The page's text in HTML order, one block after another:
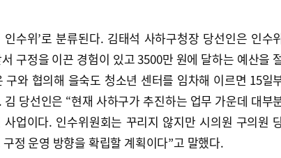
수위’로 분류된다. 김태석 사하구청장 당선인은 인수
구정을 이끈 경험이 있고 3500만 원에 달하는 예산을
와 협의해 을숙도 청소년 센터를 임차해 이르면 15일
당선인은 “현재 사하구가 추진하는 업무 가운데 대부
업이다. 인수위원회는 꾸리지 않지만 시의원 구의원
정 운영 방향을 확립할 계획이다”고 말했다.